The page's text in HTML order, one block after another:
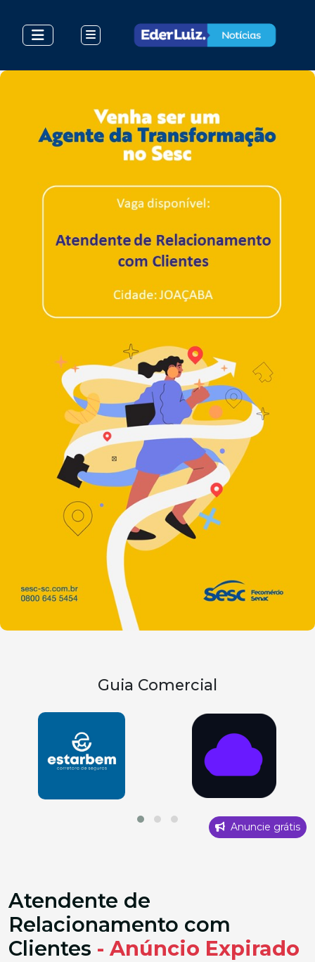
Guia Comercial
Anuncie grátis
Atendente de
Relacionamento com
Clientes - Anúncio Expirado